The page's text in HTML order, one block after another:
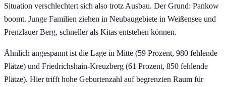
Situation verschlechtert sich also trotz Ausbau. Der Grund: Pankow
boomt. Junge Familien ziehen in Neubaugebiete in Weißensee und
Prenzlauer Berg, schneller als Kitas entstehen können.
Ähnlich angespannt ist die Lage in Mitte (59 Prozent, 980 fehlende
Plätze) und Friedrichshain-Kreuzberg (61 Prozent, 850 fehlende
Plätze). Hier trifft hohe Geburtenzahl auf begrenzten Raum für